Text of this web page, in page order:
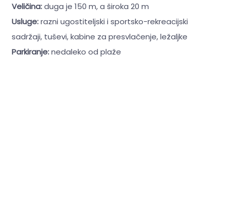
Veličina:duga je 150 m, a široka 20 m
Usluge:razni ugostiteljski i sportsko-rekreacijski
sadržaji, tuševi, kabine za presvlačenje, ležaljke
Parkiranje:nedaleko od plaže